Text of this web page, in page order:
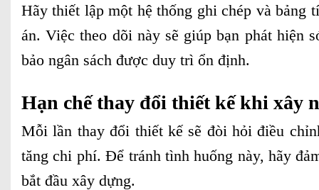
Hãy thiết lập một hệ thống ghi chép và bảng
án. Việc theo dõi này sẽ giúp bạn phát hiện
bảo ngân sách được duy trì ổn định.
Hạn chế thay đổi thiết kế khi xây
Mỗi lần thay đổi thiết kế sẽ đòi hỏi điều
tăng chi phí. Để tránh tình huống này, hãy
bắt đầu xây dựng.